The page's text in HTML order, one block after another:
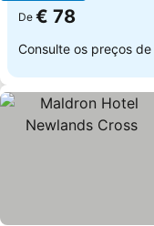
De € 78
Consulte os preços de